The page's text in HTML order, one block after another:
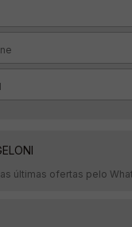
últimas ofertas pelo